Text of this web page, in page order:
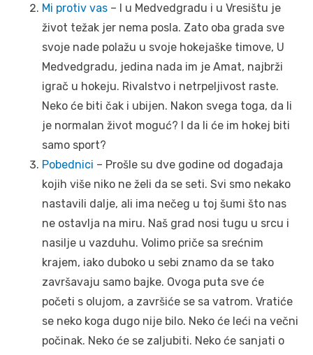
Mi protiv vas – I u Medvedgradu i u Vresištu je
život težak jer nema posla. Zato oba grada sve
svoje nade polažu u svoje hokejaške timove, U
Medvedgradu, jedina nada im je Amat, najbrži
igrač u hokeju. Rivalstvo i netrpeljivost raste.
Neko će biti čak i ubijen. Nakon svega toga, da li
je normalan život moguć? I da li će im hokej biti
samo sport?
Pobednici – Prošle su dve godine od događaja
kojih više niko ne želi da se seti. Svi smo nekako
nastavili dalje, ali ima nečeg u toj šumi što nas
ne ostavlja na miru. Naš grad nosi tugu u srcu i
nasilje u vazduhu. Volimo priče sa srećnim
krajem, iako duboko u sebi znamo da se tako
završavaju samo bajke. Ovoga puta sve će
početi s olujom, a završiće se sa vatrom. Vratiće
se neko koga dugo nije bilo. Neko će leći na večni
počinak. Neko će se zaljubiti. Neko će sanjati o